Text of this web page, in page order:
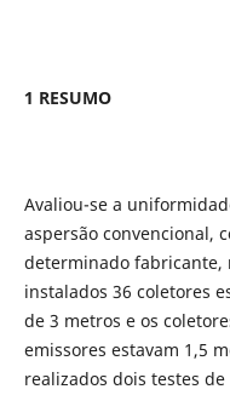
1 RESUMO
Avaliou-se a
aspersão convencional,
determinado fabricante,
instalados 36 coletores
de 3 metros e os
emissores estavam 1,5
realizados dois testes